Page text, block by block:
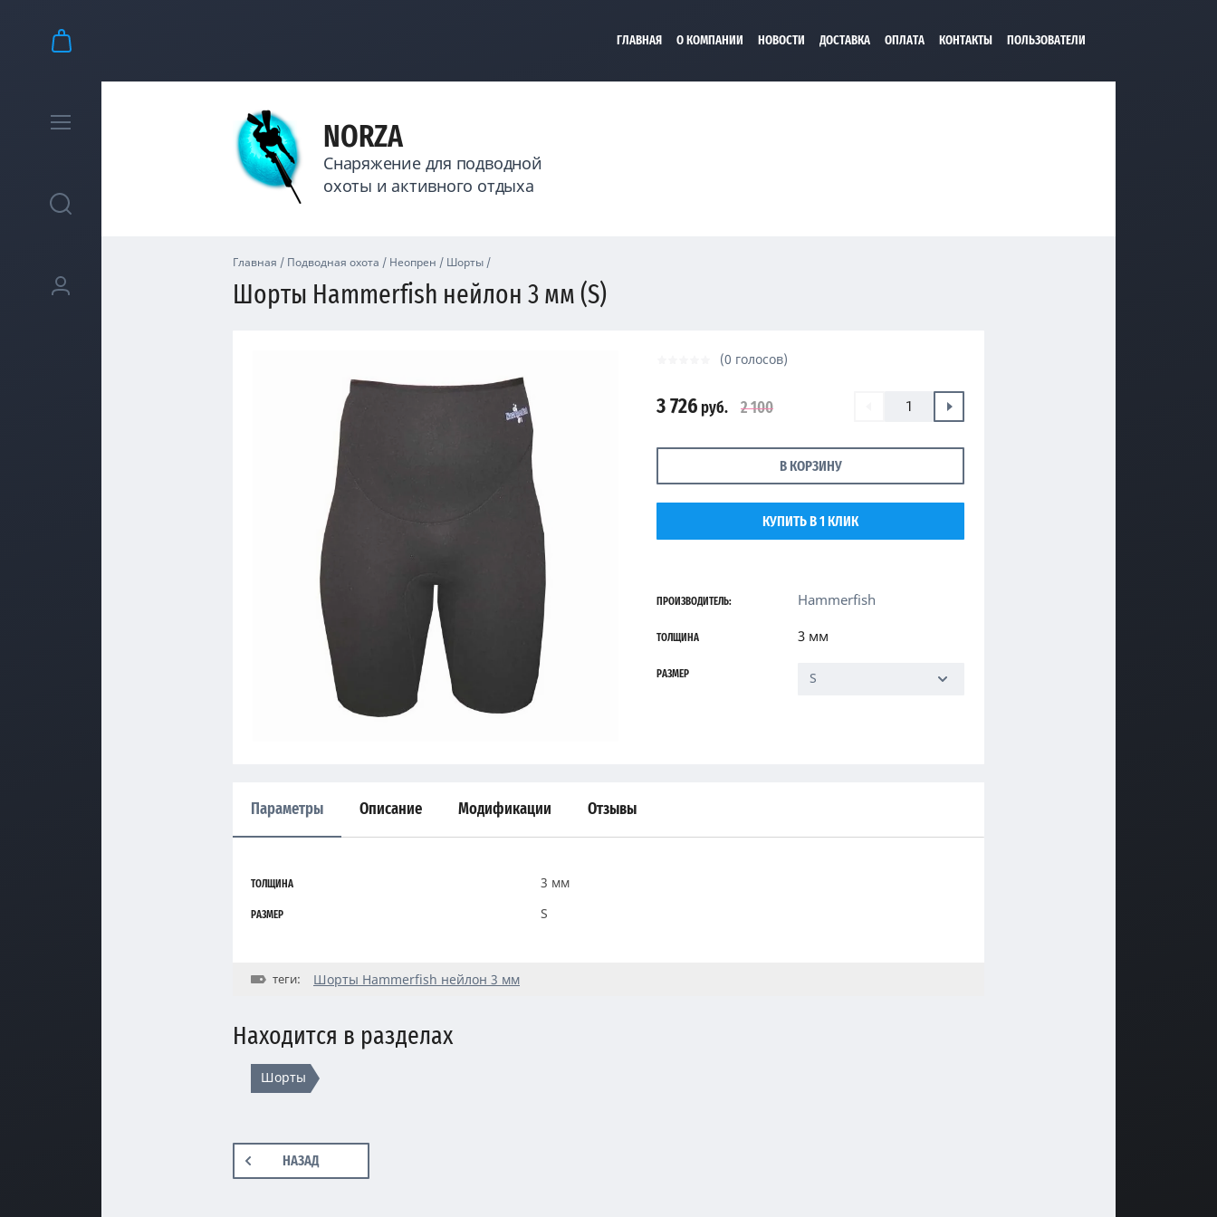
ГЛАВНАЯ О КОМПАНИИ НОВОСТИ ДОСТАВКА ОПЛАТА КОНТАКТЫ ПОЛЬЗОВАТЕЛИ
NORZA
Снаряжение для подводной
охоты и активного отдыха
Главная / Подводная охота / Неопрен / Шорты /
Шорты Hammerfish нейлон 3 мм (S)
(0 голосов)
3 726 руб. 2 100
В КОРЗИНУ
КУПИТЬ В 1 КЛИК
ПРОИЗВОДИТЕЛЬ: Hammerfish
ТОЛЩИНА 3 мм
РАЗМЕР S
Параметры Описание Модификации Отзывы
ТОЛЩИНА 3 мм
РАЗМЕР S
теги: Шорты Hammerfish нейлон 3 мм
Находится в разделах
Шорты
НАЗАД